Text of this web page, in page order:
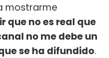
mostrarme
que no es real que
no me debe un
se ha difundido.